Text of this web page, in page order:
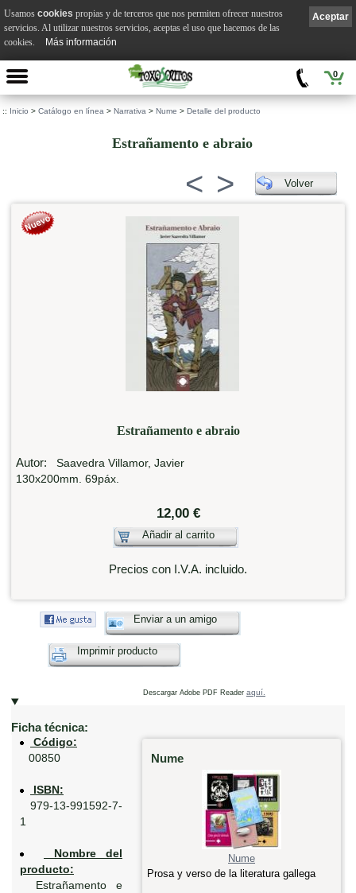
0
:: Inicio > Catálogo en línea > Narrativa > Nume > Detalle del producto
Estrañamento e abraio
< > Volver
Estrañamento e abraio
Autor: Saavedra Villamor, Javier
130x200mm. 69páx.
12,00 €
Añadir al carrito
Precios con I.V.A. incluido.
Enviar a un amigo
Imprimir producto
Descargar Adobe PDF Reader aquí.
Ficha técnica:
Nume
Nume
Prosa y verso de la literatura gallega
Código:
00850
ISBN:
979-13-991592-7-
1
Nombre del
producto:
Estrañamento e
Aceptar
Usamos cookies propias y de terceros que nos permiten ofrecer nuestros
servicios. Al utilizar nuestros servicios, aceptas el uso que hacemos de las
cookies.
Más información